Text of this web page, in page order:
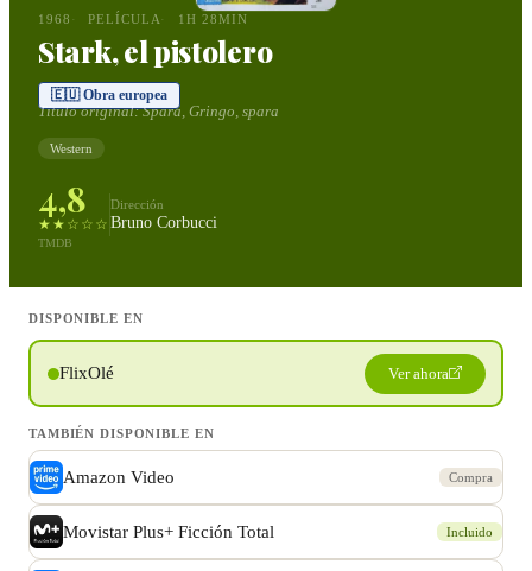
1968 PELÍCULA 1H 28MIN
Stark, el pistolero
🇪🇺 Obra europea
Título original:Spara, Gringo, spara
Western
4,8
★★☆☆☆
TMDB
Dirección
Bruno Corbucci
DISPONIBLE EN
FlixOlé Ver ahora
TAMBIÉN DISPONIBLE EN
Amazon Video Compra
Movistar Plus+ Ficción Total Incluido